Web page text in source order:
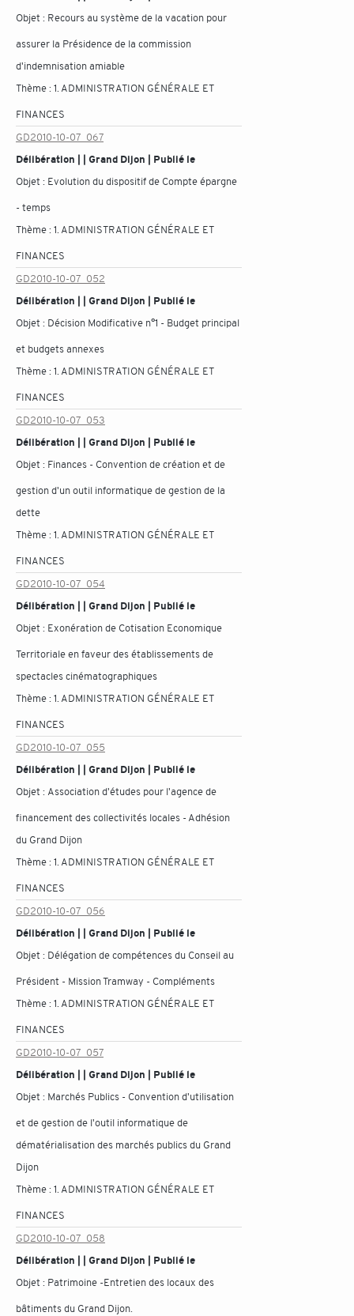
Objet : Recours au système de la vacation pour
assurer la Présidence de la commission
d'indemnisation amiable
Thème :1. ADMINISTRATION GÉNÉRALE ET
FINANCES
GD2010-10-07_067
Délibération | | Grand Dijon | Publié le
Objet : Evolution du dispositif de Compte épargne
- temps
Thème :1. ADMINISTRATION GÉNÉRALE ET
FINANCES
GD2010-10-07_052
Délibération | | Grand Dijon | Publié le
Objet : Décision Modificative n°1 - Budget principal
et budgets annexes
Thème :1. ADMINISTRATION GÉNÉRALE ET
FINANCES
GD2010-10-07_053
Délibération | | Grand Dijon | Publié le
Objet : Finances - Convention de création et de
gestion d'un outil informatique de gestion de la
dette
Thème :1. ADMINISTRATION GÉNÉRALE ET
FINANCES
GD2010-10-07_054
Délibération | | Grand Dijon | Publié le
Objet : Exonération de Cotisation Economique
Territoriale en faveur des établissements de
spectacles cinématographiques
Thème :1. ADMINISTRATION GÉNÉRALE ET
FINANCES
GD2010-10-07_055
Délibération | | Grand Dijon | Publié le
Objet : Association d'études pour l'agence de
financement des collectivités locales - Adhésion
du Grand Dijon
Thème :1. ADMINISTRATION GÉNÉRALE ET
FINANCES
GD2010-10-07_056
Délibération | | Grand Dijon | Publié le
Objet : Délégation de compétences du Conseil au
Président - Mission Tramway - Compléments
Thème :1. ADMINISTRATION GÉNÉRALE ET
FINANCES
GD2010-10-07_057
Délibération | | Grand Dijon | Publié le
Objet : Marchés Publics - Convention d'utilisation
et de gestion de l'outil informatique de
dématérialisation des marchés publics du Grand
Dijon
Thème :1. ADMINISTRATION GÉNÉRALE ET
FINANCES
GD2010-10-07_058
Délibération | | Grand Dijon | Publié le
Objet : Patrimoine -Entretien des locaux des
bâtiments du Grand Dijon.